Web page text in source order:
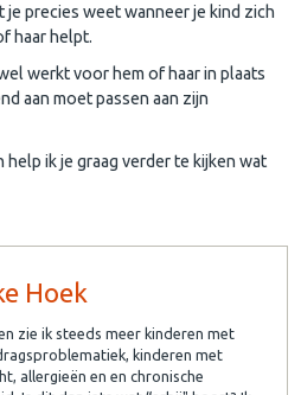
precies weet wanneer je kind zich
haar helpt.
werkt voor hem of haar in plaats
aan moet passen aan zijn
help ik je graag verder te kijken wat
Hoek
zie ik steeds meer kinderen met
kinderen met
allergieën en en chronische